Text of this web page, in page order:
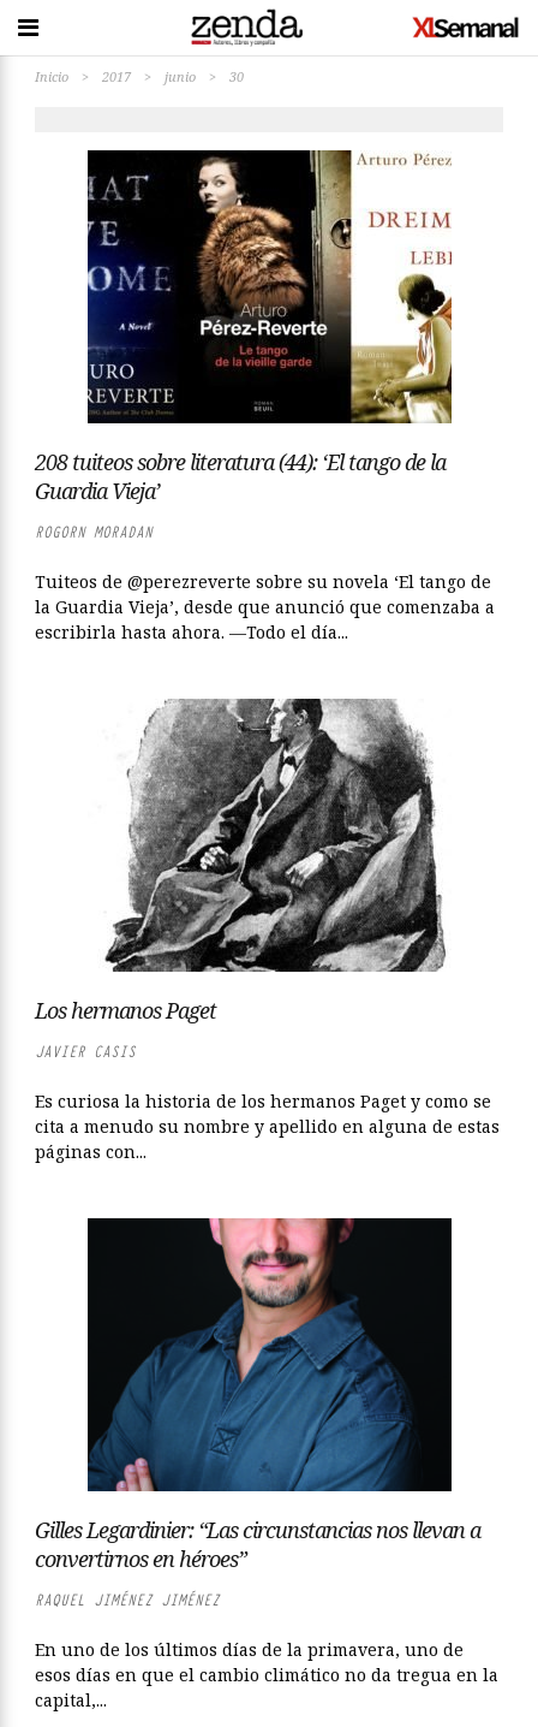
Inicio > 2017 > junio > 30
208 tuiteos sobre literatura (44): ‘El tango de la
Guardia Vieja’
ROGORN MORADAN
Tuiteos de @perezreverte sobre su novela ‘El tango de
la Guardia Vieja’, desde que anunció que comenzaba a
escribirla hasta ahora. —Todo el día...
Los hermanos Paget
JAVIER CASIS
Es curiosa la historia de los hermanos Paget y como se
cita a menudo su nombre y apellido en alguna de estas
páginas con...
Gilles Legardinier: “Las circunstancias nos llevan a
convertirnos en héroes”
RAQUEL JIMÉNEZ JIMÉNEZ
En uno de los últimos días de la primavera, uno de
esos días en que el cambio climático no da tregua en la
capital,...